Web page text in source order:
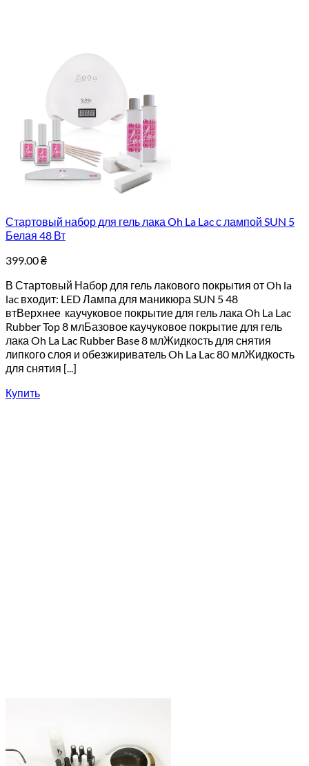
Стартовый набор для гель лака Oh La Lac с лампой SUN 5
Белая 48 Вт
399.00₴
В Стартовый Набор для гель лакового покрытия от Oh la
lac входит: LED Лампа для маникюра SUN 5 48
втВерхнее каучуковое покрытие для гель лака Oh La Lac
Rubber Top 8 млБазовое каучуковое покрытие для гель
лака Oh La Lac Rubber Base 8 млЖидкость для снятия
липкого слоя и обезжириватель Oh La Lac 80 млЖидкость
для снятия [...]
Купить